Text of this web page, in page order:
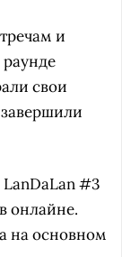
и
свои
завершили
#3
онлайне.
на основном